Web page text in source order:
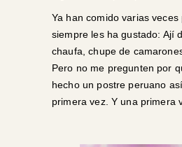
Ya han comido varias veces
siempre les ha gustado: Ají
chaufa, chupe de
Pero no me pregunten por
hecho un postre peruano
primera vez. Y una primera